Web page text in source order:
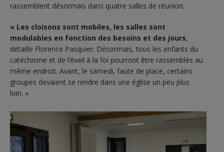
rassemblent désormais dans quatre salles de réunion.
« Les cloisons sont mobiles, les salles sont
modulables en fonction des besoins et des jours,
détaille Florence Pasquier. Désormais, tous les enfants du
catéchisme et de l’éveil à la foi pourront être rassemblés au
même endroit. Avant, le samedi, faute de place, certains
groupes devaient se rendre dans une église un peu plus
loin. »